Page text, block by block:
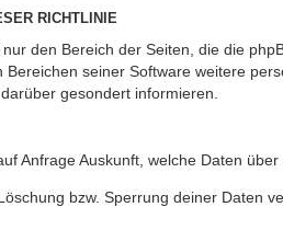
RICHTLINIE
den Bereich der Seiten, die die
Bereichen seiner Software weitere
gesondert informieren.
Anfrage Auskunft, welche Daten
bzw. Sperrung deiner Daten